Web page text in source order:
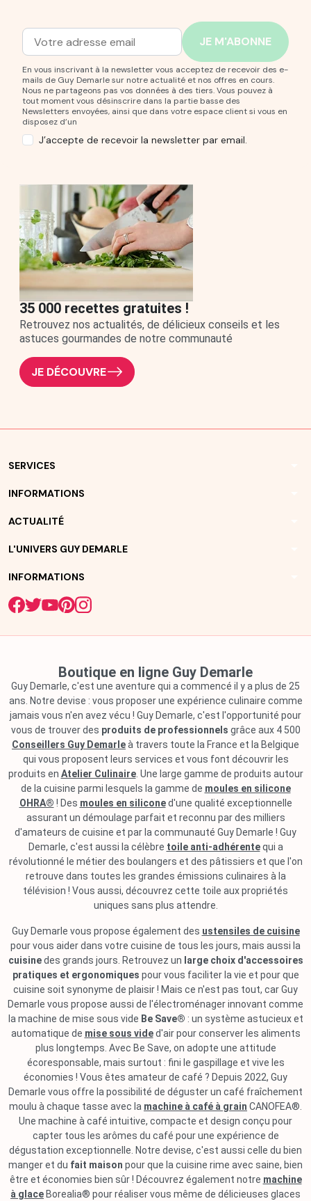
Adresse mail
Entrez votre adresse mail pour vous abonner à notre
En vous inscrivant à la newsletter vous acceptez de recevoir des e-
mails de Guy Demarle sur notre actualité et nos offres en cours.
Nous ne partageons pas vos données à des tiers. Vous pouvez à
tout moment vous désinscrire dans la partie basse des
Newsletters envoyées, ainsi que dans votre espace client si vous en
disposez d’un
J’accepte de recevoir la newsletter par email.
35 000 recettes gratuites !
Retrouvez nos actualités, de délicieux conseils et les
astuces gourmandes de notre communauté
JE DÉCOUVRE
SERVICES
INFORMATIONS
ACTUALITÉ
L'UNIVERS GUY DEMARLE
INFORMATIONS
Boutique en ligne Guy Demarle
Guy Demarle, c'est une aventure qui a commencé il y a plus de 25
ans. Notre devise : vous proposer une expérience culinaire comme
jamais vous n'en avez vécu ! Guy Demarle, c'est l'opportunité pour
vous de trouver des produits de professionnels grâce aux 4 500
Conseillers Guy Demarleà travers toute la France et la Belgique
qui vous proposent leurs services et vous font découvrir les
produits en Atelier Culinaire. Une large gamme de produits autour
de la cuisine parmi lesquels la gamme de moules en silicone
OHRA® ! Des moules en siliconed'une qualité exceptionnelle
assurant un démoulage parfait et reconnu par des milliers
d'amateurs de cuisine et par la communauté Guy Demarle ! Guy
Demarle, c'est aussi la célèbre toile anti-adhérentequi a
révolutionné le métier des boulangers et des pâtissiers et que l'on
retrouve dans toutes les grandes émissions culinaires à la
télévision ! Vous aussi, découvrez cette toile aux propriétés
uniques sans plus attendre.
Guy Demarle vous propose également des ustensiles de cuisine
pour vous aider dans votre cuisine de tous les jours, mais aussi la
cuisinedes grands jours. Retrouvez un large choix d'accessoires
pratiques et ergonomiques pour vous faciliter la vie et pour que
cuisine soit synonyme de plaisir ! Mais ce n'est pas tout, car Guy
Demarle vous propose aussi de l'électroménager innovant comme
la machine de mise sous vide Be Save® : un système astucieux et
automatique de mise sous vided'air pour conserver les aliments
plus longtemps. Avec Be Save, on adopte une attitude
écoresponsable, mais surtout : fini le gaspillage et vive les
économies ! Vous êtes amateur de café ? Depuis 2022, Guy
Demarle vous offre la possibilité de déguster un café fraîchement
moulu à chaque tasse avec la machine à café à grain CANOFEA®.
Une machine à café intuitive, compacte et design conçu pour
capter tous les arômes du café pour une expérience de
dégustation exceptionnelle. Notre devise, c'est aussi celle du bien
manger et du fait maison pour que la cuisine rime avec saine, bien
être et économies bien sûr ! Découvrez également notre machine
à glace Borealia® pour réaliser vous même de délicieuses glaces